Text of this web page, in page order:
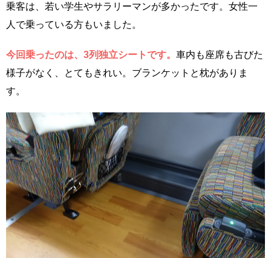
乗客は、若い学生やサラリーマンが多かったです。女性一
人で乗っている方もいました。
今回乗ったのは、3列独立シートです。 車内も座席も古びた
様子がなく、とてもきれい。ブランケットと枕がありま
す。